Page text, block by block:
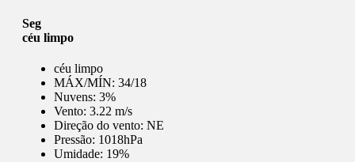
Seg
céu limpo
céu limpo
MÁX/MÍN: 34/18
Nuvens: 3%
Vento: 3.22 m/s
Direção do vento: NE
Pressão: 1018hPa
Umidade: 19%